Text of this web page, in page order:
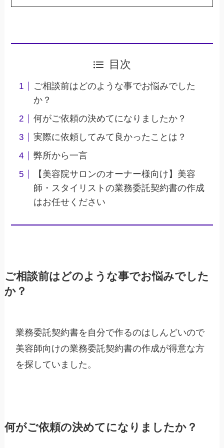
目次
ご相談前はどのような事でお悩みでした
か？
何がご依頼の決めてになりましたか？
実際に依頼してみて良かったことは？
弊所から一言
【美容院サロンのオーナー様向け】美容
師・スタイリストの業務委託契約書の作成
はお任せください
ご相談前はどのような事でお悩みでした
か？
業務委託契約書を自分で作るのはしんどいので
美容師向けの業務委託契約書の作成が得意な方
を探していました。
何がご依頼の決めてになりましたか？